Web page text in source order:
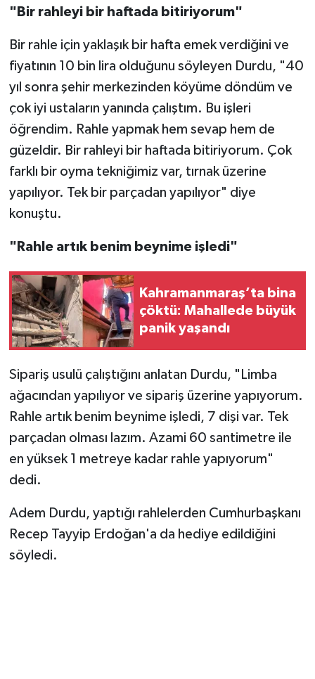
"Bir rahleyi bir haftada bitiriyorum"
Bir rahle için yaklaşık bir hafta emek verdiğini ve
fiyatının 10 bin lira olduğunu söyleyen Durdu, "40
yıl sonra şehir merkezinden köyüme döndüm ve
çok iyi ustaların yanında çalıştım. Bu işleri
öğrendim. Rahle yapmak hem sevap hem de
güzeldir. Bir rahleyi bir haftada bitiriyorum. Çok
farklı bir oyma tekniğimiz var, tırnak üzerine
yapılıyor. Tek bir parçadan yapılıyor" diye
konuştu.
"Rahle artık benim beynime işledi"
Kahramanmaraş’ta bina
çöktü: Mahallede büyük
panik yaşandı
Sipariş usulü çalıştığını anlatan Durdu, "Limba
ağacından yapılıyor ve sipariş üzerine yapıyorum.
Rahle artık benim beynime işledi, 7 dişi var. Tek
parçadan olması lazım. Azami 60 santimetre ile
en yüksek 1 metreye kadar rahle yapıyorum"
dedi.
Adem Durdu, yaptığı rahlelerden Cumhurbaşkanı
Recep Tayyip Erdoğan'a da hediye edildiğini
söyledi.